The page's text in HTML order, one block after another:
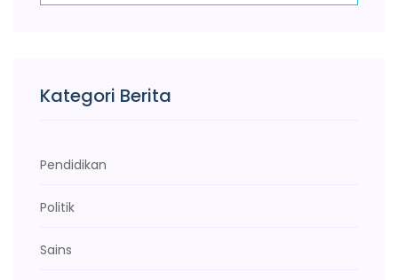
Kategori Berita
Pendidikan
Politik
Sains